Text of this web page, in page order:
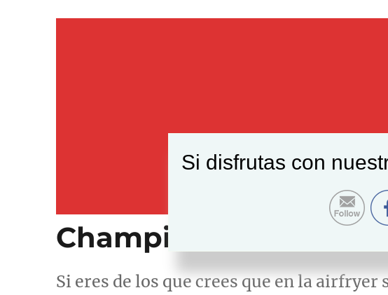
Champiñones rellenos
Si eres de los que crees que en la airfryer
Si disfrutas con